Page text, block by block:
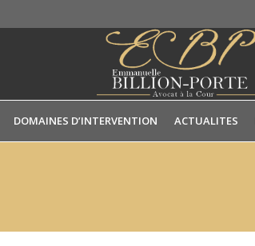
DOMAINES D’INTERVENTION ACTUALITES